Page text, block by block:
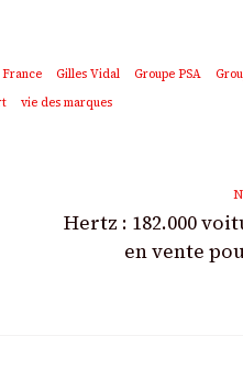
France Gilles Vidal Groupe PSA
vie des marques
Hertz : 182.000
en vente